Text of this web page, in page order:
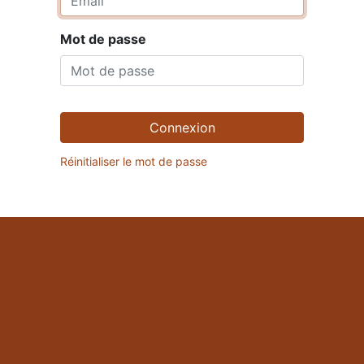
Mot de passe
Connexion
Réinitialiser le mot de passe